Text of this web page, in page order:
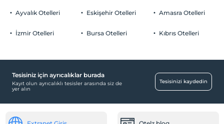
Ayvalık Otelleri
İzmir Otelleri
Eskişehir Otelleri
Bursa Otelleri
Amasra Otelleri
Kıbrıs Otelleri
Tesisiniz için ayrıcalıklar burada
Kayıt olun ayrıcalıklı tesisler arasında siz de
yer alın
Tesisinizi kaydedin